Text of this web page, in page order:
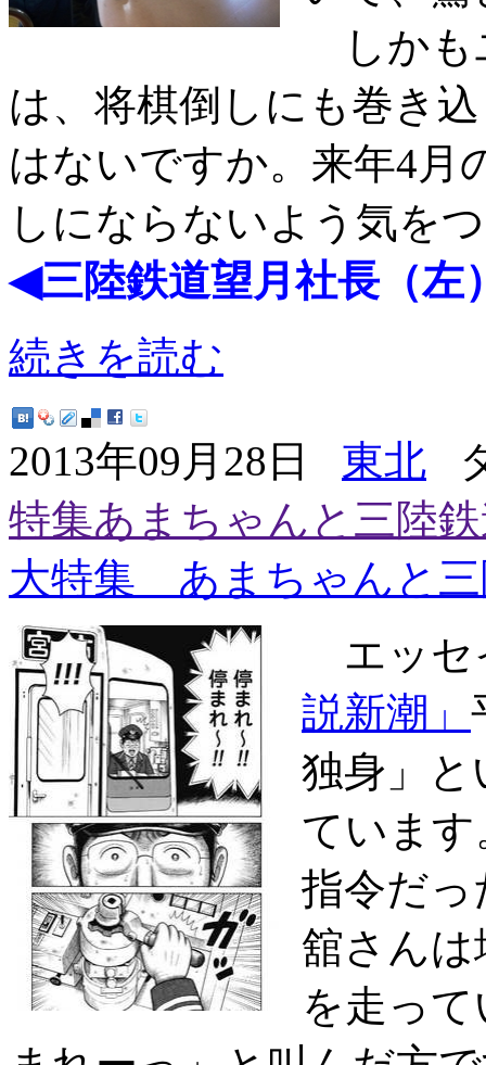
しかも
は、将棋倒しにも巻き
はないですか。来年4月
しにならないよう気を
◀三陸鉄道望月社長（左
続きを読む
2013年09月28日 東北
特集あまちゃんと三陸
大特集 あまちゃんと三
エッ
説新潮」
独身」と
ています
指令だっ
舘さんは
を走っ